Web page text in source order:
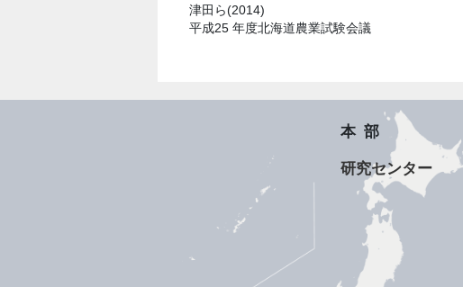
津田ら(2014)
平成25 年度北海道農業試験会議
本部
研究センター